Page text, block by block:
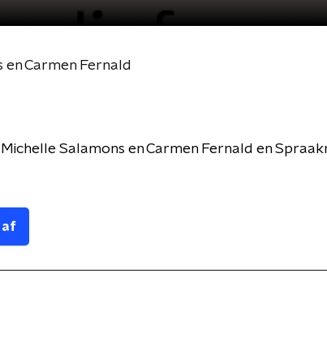
Carmen Fernald
Salamons en Carmen Fernald en
af